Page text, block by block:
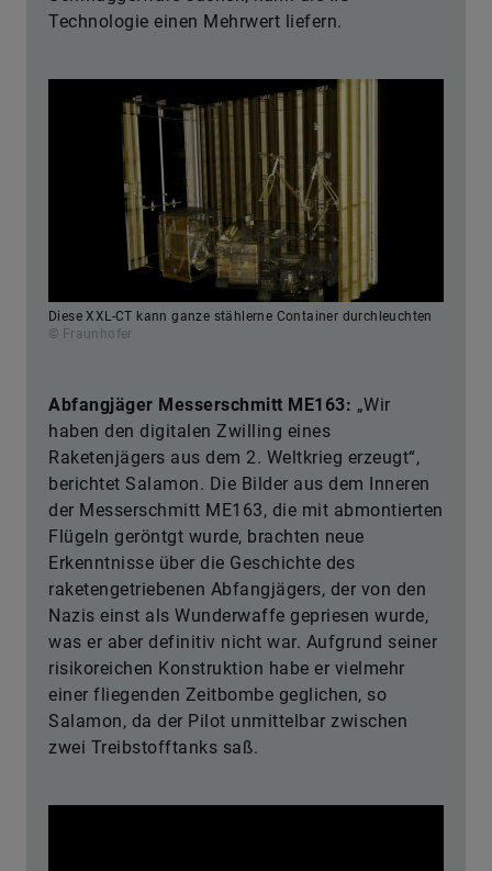
Technologie einen Mehrwert liefern.
Diese XXL-CT kann ganze stählerne Container durchleuchten
© Fraunhofer
Abfangjäger Messerschmitt ME163: „Wir
haben den digitalen Zwilling eines
Raketenjägers aus dem 2. Weltkrieg erzeugt“,
berichtet Salamon. Die Bilder aus dem Inneren
der Messerschmitt ME163, die mit abmontierten
Flügeln geröntgt wurde, brachten neue
Erkenntnisse über die Geschichte des
raketengetriebenen Abfangjägers, der von den
Nazis einst als Wunderwaffe gepriesen wurde,
was er aber definitiv nicht war. Aufgrund seiner
risikoreichen Konstruktion habe er vielmehr
einer fliegenden Zeitbombe geglichen, so
Salamon, da der Pilot unmittelbar zwischen
zwei Treibstofftanks saß.